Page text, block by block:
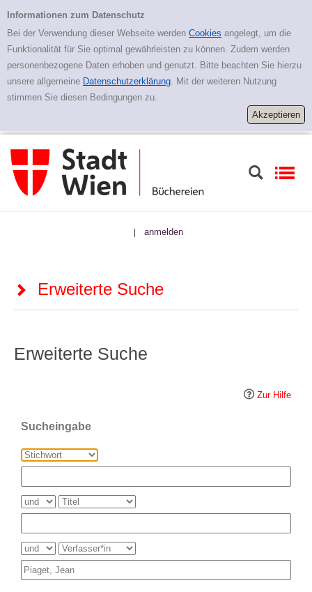
Erweiterte Suche
Informationen zum Datenschutz
Bei der Verwendung dieser Webseite werden Cookies angelegt, um die
Funktionalität für Sie optimal gewährleisten zu können. Zudem werden
personenbezogene Daten erhoben und genutzt. Bitte beachten Sie hierzu
unsere allgemeine Datenschutzerklärung. Mit der weiteren Nutzung
stimmen Sie diesen Bedingungen zu.
| anmelden
Erweiterte Suche
Erweiterte Suche
Zur Hilfe
Sucheingabe